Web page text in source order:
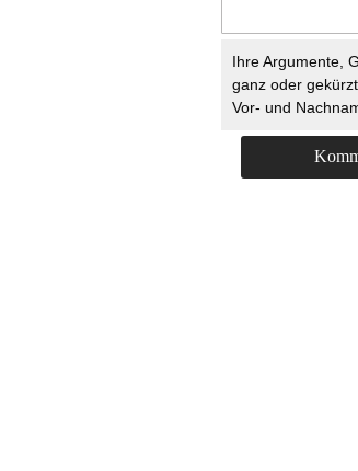
Ihre Argumente,
ganz oder
Vor- und